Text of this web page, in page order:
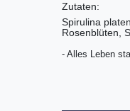
Zutaten:
Spirulina
Rosenblüten,
- Alles Leben